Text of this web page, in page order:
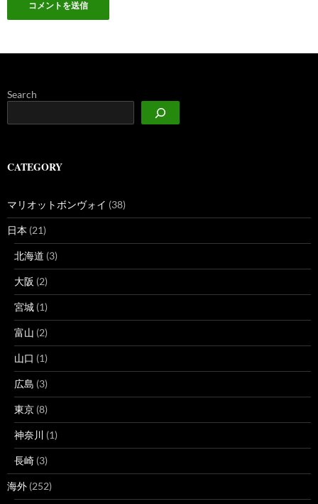
Search
CATEGORY
マリオットボンヴォイ (38)
日本 (21)
北海道 (3)
大阪 (2)
宮城 (1)
富山 (2)
山口 (1)
広島 (3)
東京 (8)
神奈川 (1)
長崎 (3)
海外 (252)